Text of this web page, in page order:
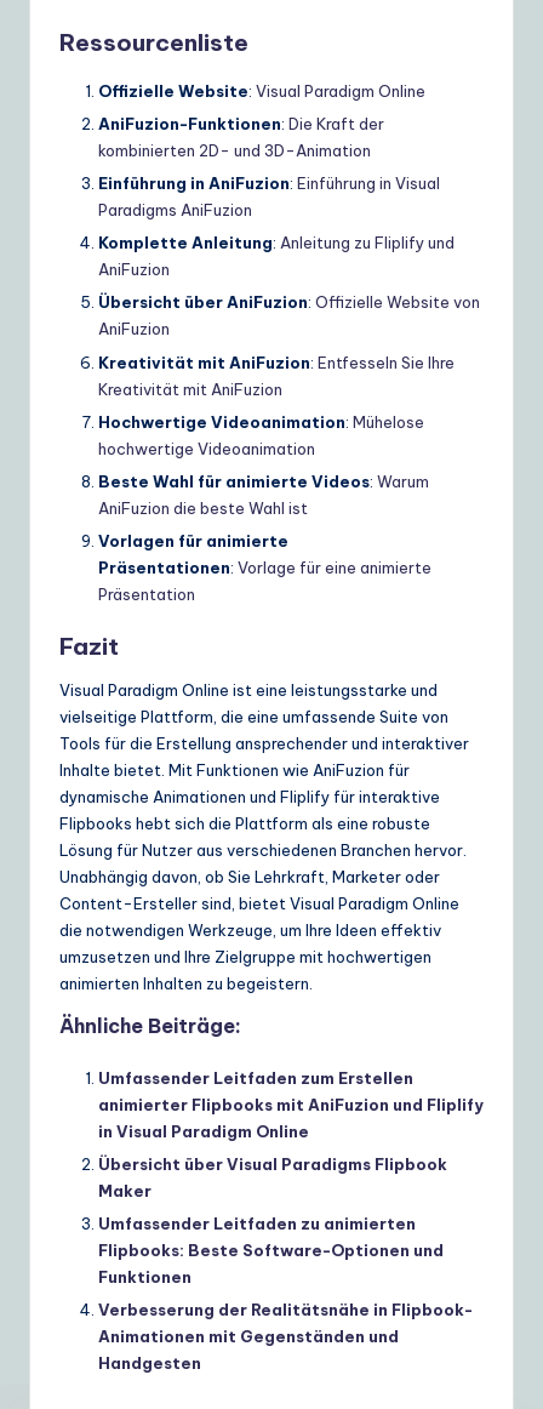
Ressourcenliste
Offizielle Website: Visual Paradigm Online
AniFuzion-Funktionen: Die Kraft der
kombinierten 2D- und 3D-Animation
Einführung in AniFuzion: Einführung in Visual
Paradigms AniFuzion
Komplette Anleitung: Anleitung zu Fliplify und
AniFuzion
Übersicht über AniFuzion: Offizielle Website von
AniFuzion
Kreativität mit AniFuzion: Entfesseln Sie Ihre
Kreativität mit AniFuzion
Hochwertige Videoanimation: Mühelose
hochwertige Videoanimation
Beste Wahl für animierte Videos: Warum
AniFuzion die beste Wahl ist
Vorlagen für animierte
Präsentationen: Vorlage für eine animierte
Präsentation
Fazit
Visual Paradigm Online ist eine leistungsstarke und
vielseitige Plattform, die eine umfassende Suite von
Tools für die Erstellung ansprechender und interaktiver
Inhalte bietet. Mit Funktionen wie AniFuzion für
dynamische Animationen und Fliplify für interaktive
Flipbooks hebt sich die Plattform als eine robuste
Lösung für Nutzer aus verschiedenen Branchen hervor.
Unabhängig davon, ob Sie Lehrkraft, Marketer oder
Content-Ersteller sind, bietet Visual Paradigm Online
die notwendigen Werkzeuge, um Ihre Ideen effektiv
umzusetzen und Ihre Zielgruppe mit hochwertigen
animierten Inhalten zu begeistern.
Ähnliche Beiträge:
Umfassender Leitfaden zum Erstellen
animierter Flipbooks mit AniFuzion und Fliplify
in Visual Paradigm Online
Übersicht über Visual Paradigms Flipbook
Maker
Umfassender Leitfaden zu animierten
Flipbooks: Beste Software-Optionen und
Funktionen
Verbesserung der Realitätsnähe in Flipbook-
Animationen mit Gegenständen und
Handgesten